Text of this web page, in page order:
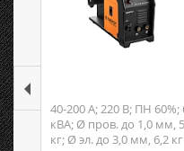
40-200 А; 220 В; ПН 60%;
кВА; Ø пров. до 1,0 мм, 5
кг; Ø эл. до 3,0 мм, 6,2 кг